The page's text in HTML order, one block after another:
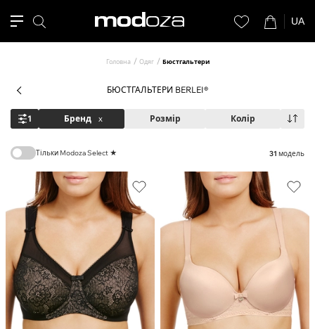
UA
Головна Одяг Бюстгальтери
БЮСТГАЛЬТЕРИ BERLEI®
1 Бренд x Розмір Колір
Тільки Modoza Select ★ 31 модель